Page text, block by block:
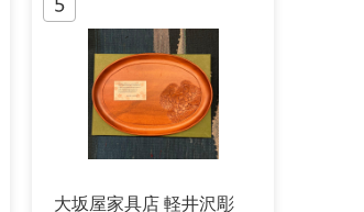
大坂屋家具店 軽井沢彫